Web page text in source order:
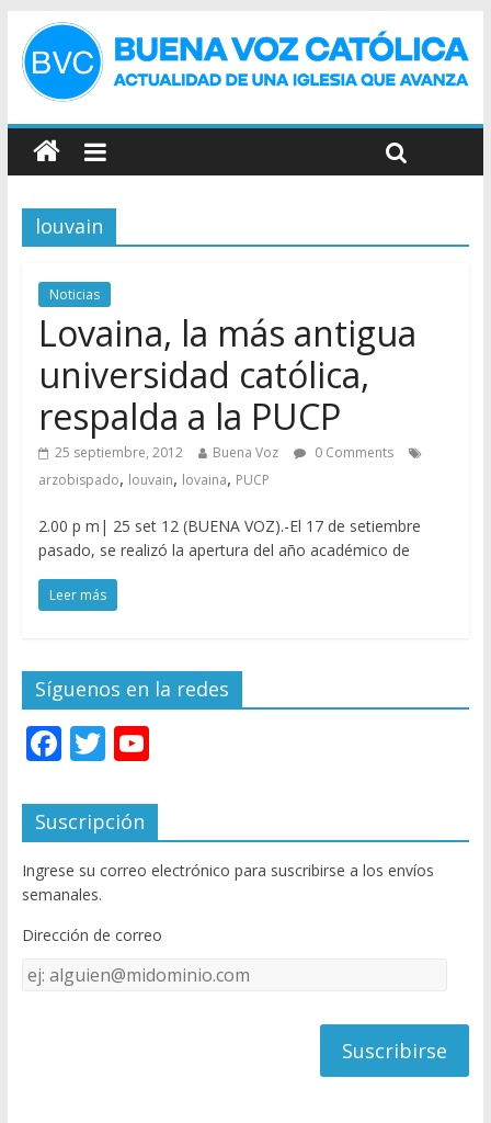
louvain
Noticias
Lovaina, la más antigua
universidad católica,
respalda a la PUCP
25 septiembre, 2012 Buena Voz
0 Comments
arzobispado, louvain, lovaina, PUCP
2.00 p m| 25 set 12 (BUENA VOZ).-El 17 de setiembre
pasado, se realizó la apertura del año académico de
Leer más
Síguenos en la redes
F
e
b
o
o
k
T
itt
er
Y
u
T
u
e
C
Suscripción
Ingrese su correo electrónico para suscribirse a los envíos
semanales.
Dirección de correo
Dirección
de